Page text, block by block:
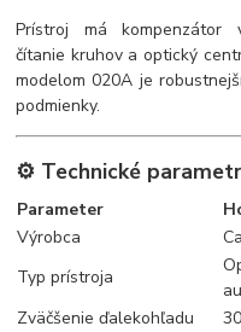
Prístroj má kompenzátor
čítanie kruhov a optický
modelom 020A je
podmienky.
⚙️ Technické
Parameter
Výrobca
Typ prístroja
Zväčšenie ďalekohľadu